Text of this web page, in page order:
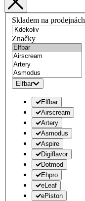
Skladem na prodejnách
Značky
Elfbar
Elfbar
Airscream
Artery
Asmodus
Aspire
Digiflavor
Dotmod
Ehpro
eLeaf
ePiston